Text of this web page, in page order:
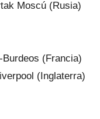
Moscú (Rusia)
(Francia)
(Inglaterra)